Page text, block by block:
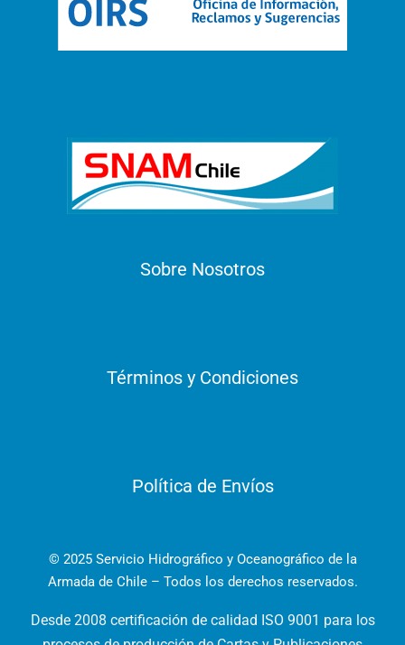
Sobre Nosotros
Términos y Condiciones
Política de Envíos
© 2025 Servicio Hidrográfico y Oceanográfico de la
Armada de Chile – Todos los derechos reservados.
Desde 2008 certificación de calidad ISO 9001 para los